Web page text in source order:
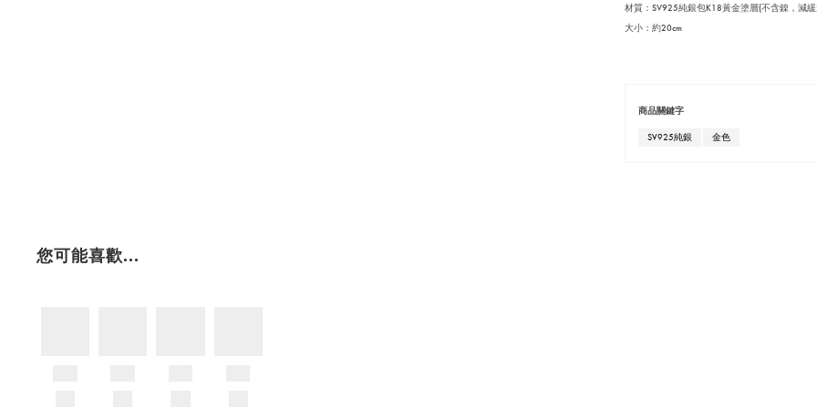
材質：SV925純銀包K18黃金塗層(不含鎳，減
大小：約20cm
商品關鍵字
SV925純銀 金色
您可能喜歡...